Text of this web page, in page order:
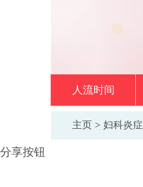
人流时间
主页 > 妇科炎症
分享按钮